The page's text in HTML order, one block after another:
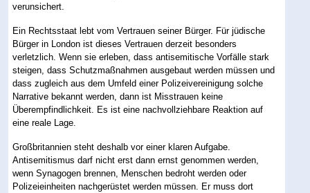
verunsichert.
Ein Rechtsstaat lebt vom Vertrauen seiner Bürger. Für jüdische
Bürger in London ist dieses Vertrauen derzeit besonders
verletzlich. Wenn sie erleben, dass antisemitische Vorfälle stark
steigen, dass Schutzmaßnahmen ausgebaut werden müssen und
dass zugleich aus dem Umfeld einer Polizeivereinigung solche
Narrative bekannt werden, dann ist Misstrauen keine
Überempfindlichkeit. Es ist eine nachvollziehbare Reaktion auf
eine reale Lage.
Großbritannien steht deshalb vor einer klaren Aufgabe.
Antisemitismus darf nicht erst dann ernst genommen werden,
wenn Synagogen brennen, Menschen bedroht werden oder
Polizeieinheiten nachgerüstet werden müssen. Er muss dort